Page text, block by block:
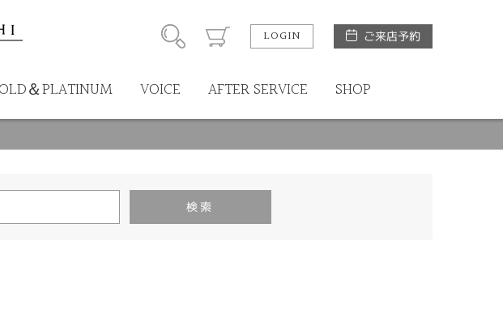
LOGIN ご来店予約
＆PLATINUM VOICE AFTER SERVICE SHOP